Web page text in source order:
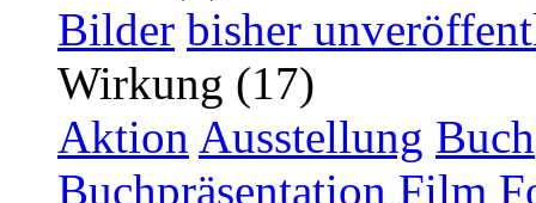
Bilder bisher
Wirkung (17)
Aktion Ausstellung Buch
Buchpräsentation Film